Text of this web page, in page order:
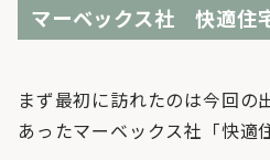
マーベックス社 快適住
まず最初に訪れたのは今回の
あったマーベックス社「快適